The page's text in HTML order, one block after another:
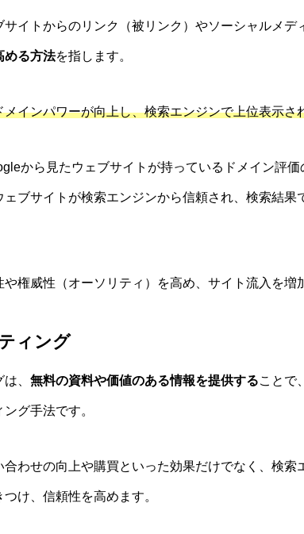
イトからのリンク（被リンク）やソーシャルメデ
める方法を指します。
インパワーが向上し、検索エンジンで上位表示さ
から見たウェブサイトが持っているドメイン評
ブサイトが検索エンジンから信頼され、検索結果
権威性（オーソリティ）を高め、サイト流入を増
ィング
、 無料の資料や価値のある情報を提供することで、
グ手法です。
わせの向上や購買といった効果だけでなく、検索
け、信頼性を高めます。